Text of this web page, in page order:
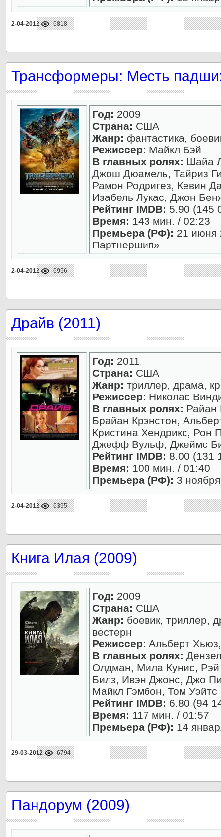
2-04-2012 6818
Трансформеры: Месть
Год: 2009
Страна: США
Жанр: фантастика,
Режиссер: Майкл Бэй
В главных ролях: Шайа
Джош Дюамель, Тайриз
Рамон Родригез, Кевин
Изабель Лукас, Джон
Рейтинг IMDB: 5.90 (145
Время: 143 мин. / 02:23
Премьера (РФ): 21 июня
Партнершип»
2-04-2012 6956
Драйв (2011)
Год: 2011
Страна: США
Жанр: триллер, драма,
Режиссер: Николас
В главных ролях: Райан
Брайан Крэнстон,
Кристина Хендрикс, Рон
Джефф Вульф, Джеймс
Рейтинг IMDB: 8.00 (131
Время: 100 мин. / 01:40
Премьера (РФ): 3
2-04-2012 6395
Книга Илая (2009)
Год: 2009
Страна: США
Жанр: боевик, триллер,
вестерн
Режиссер: Альберт
В главных ролях:
Олдман, Мила Кунис,
Билз, Ивэн Джонс, Джо
Майкл Гэмбон, Том Уэйтс
Рейтинг IMDB: 6.80 (94
Время: 117 мин. / 01:57
Премьера (РФ): 14
29-03-2012 6794
Пандорум (2009)